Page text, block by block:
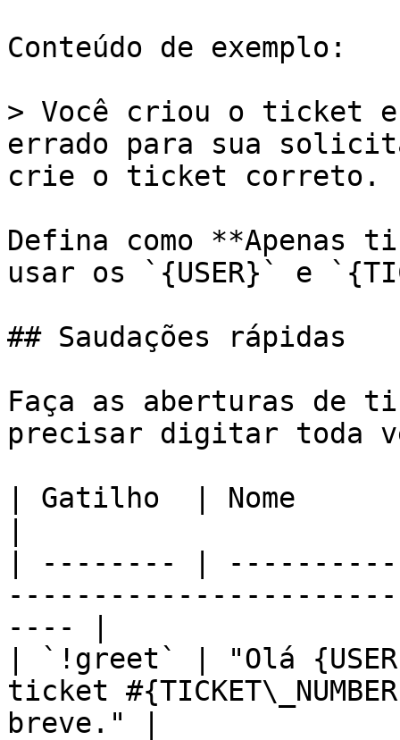
Conteúdo de exemplo:
> Você criou o ticket
errado para sua
crie o ticket correto.
Defina como **Apenas
usar os `{USER}` e
## Saudações rápidas
Faça as aberturas de
precisar digitar toda
| Gatilho  | Nome
| -------- |
---- |
| `!greet` | "Olá
ticket
breve." |